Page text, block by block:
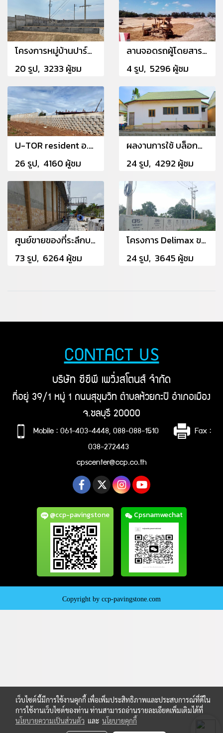
โครงการหมู่บ้านปาร์คฮิลล์ จังหวัดระยอง
20 รูป, 3233 ผู้ชม
ลานจอดรถผู้โดยสาร สนามบินอุดรธานี
4 รูป, 5296 ผู้ชม
U-TOR resident อ.แม่สอด จ.ตาก
26 รูป, 4160 ผู้ชม
ผลงานการใช้ บล็อกกำแพงกันดิน (ขนาดเล็ก) Retaining Wall Block - Small หน้างาน ตำบล.เหมือง
24 รูป, 4292 ผู้ชม
ศูนย์ขายของที่ระลึกบางพลี
73 รูป, 6264 ผู้ชม
โครงการ Delimax ขอนแก่น อ.น้ำพอง จ.ขอนแก่น
24 รูป, 3645 ผู้ชม
CONTACT US
บริษัท ซีซีพี เพวิ่งสโตนส์ จำกัด
ที่อยู่ 39/1 หมู่ 1 ถนนสุขุมวิท ตำบลห้วยกะปิ อำเภอเมือง
จ.ชลบุรี 20000
Mobile : 061-403-4448, 088-088-1510 Fax :
038-272443
cpscenter@ccp.co.th
@ccp-pavingstone Cpsnamwechat
Copyright by ccp-pavingstone.com
เว็บไซต์นี้มีการใช้งานคุกกี้ เพื่อเพิ่มประสิทธิภาพและประสบการณ์ที่ดีใน
การใช้งานเว็บไซต์ของท่าน ท่านสามารถอ่านรายละเอียดเพิ่มเติมได้ที่
นโยบายความเป็นส่วนตัว และ นโยบายคุกกี้